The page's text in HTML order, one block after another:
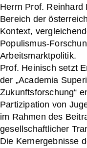
Herrn Prof. Reinhard
Bereich der
Kontext,
Populismus-
Arbeitsmarktpolitik.
Prof. Heinisch setzt
der „Academia
Zukunftsforschung“
Partizipation von
im Rahmen des
gesellschaftlicher
Die Kernergebnisse